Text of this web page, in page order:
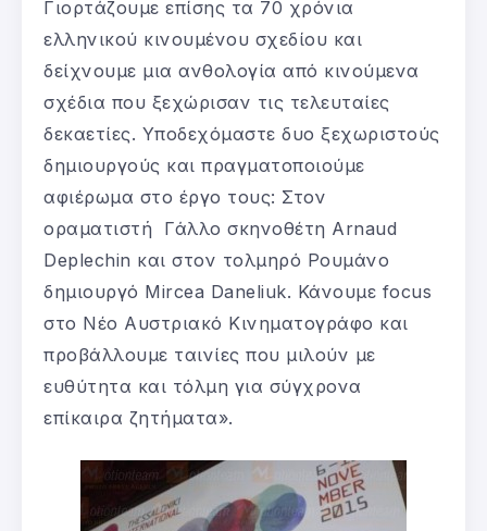
Γιορτάζουμε επίσης τα 70 χρόνια
ελληνικού κινουμένου σχεδίου και
δείχνουμε μια ανθολογία από κινούμενα
σχέδια που ξεχώρισαν τις τελευταίες
δεκαετίες. Υποδεχόμαστε δυο ξεχωριστούς
δημιουργούς και πραγματοποιούμε
αφιέρωμα στο έργο τους: Στον
οραματιστή Γάλλο σκηνοθέτη Arnaud
Deplechin και στον τολμηρό Ρουμάνο
δημιουργό Mircea Daneliuk. Κάνουμε focus
στο Νέο Αυστριακό Κινηματογράφο και
προβάλλουμε ταινίες που μιλούν με
ευθύτητα και τόλμη για σύγχρονα
επίκαιρα ζητήματα».